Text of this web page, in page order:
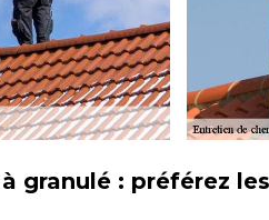
granulé : préférez